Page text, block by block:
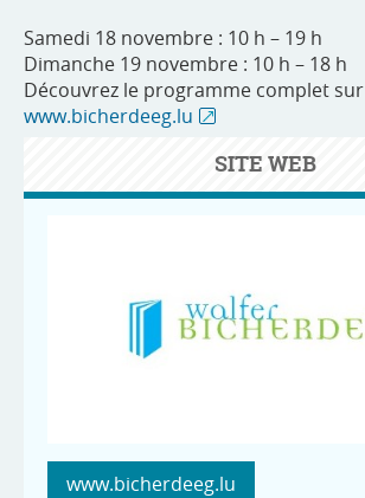
Samedi 18 novembre : 10 h – 19 h
Dimanche 19 novembre : 10 h – 18 h
Découvrez le programme complet sur
www.bicherdeeg.lu
SITE WEB
www.bicherdeeg.lu